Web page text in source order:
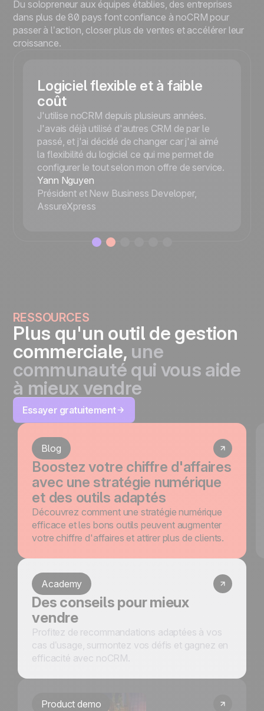
Du solopreneur aux équipes établies, des entreprises
dans plus de 80 pays font confiance à noCRM pour
passer à l’action, closer plus de ventes et accélérer leur
croissance.
Logiciel flexible et à faible
coût
J'utilise noCRM depuis plusieurs années.
J'avais déjà utilisé d'autres CRM de par le
passé, et j'ai décidé de changer car j'ai aimé
la flexibilité du logiciel ce qui me permet de
configurer le tout selon mon offre de service.
Yann Nguyen
Président et New Business Developer,
AssureXpress
RESSOURCES
Plus qu'un outil de gestion
commerciale, une
communauté qui vous aide
à mieux vendre
Essayer gratuitement
Blog
Boostez votre chiffre d'affaires
avec une stratégie numérique
et des outils adaptés
Découvrez comment une stratégie numérique
efficace et les bons outils peuvent augmenter
votre chiffre d'affaires et attirer plus de clients.
Academy
Des conseils pour mieux
vendre
Profitez de recommandations adaptées à vos
cas d’usage, surmontez vos défis et gagnez en
efficacité avec noCRM.
Product demo